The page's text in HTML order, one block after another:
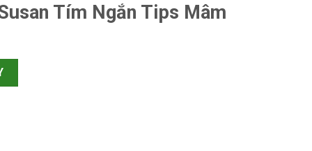
Tím Ngắn Tips Mâm
Tips Mâm số lượng